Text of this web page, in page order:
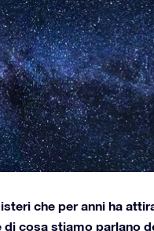
che per anni ha
cosa stiamo parlano